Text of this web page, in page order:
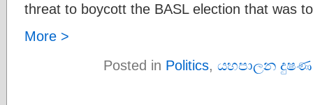
threat to boycott the BASL election that was
More >
Posted in Politics, යහපාලන දුෂණ